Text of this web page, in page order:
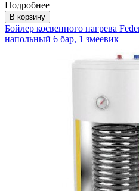
Подробнее
В корзину
Бойлер косвенного нагрева
напольный 6 бар, 1 змеевик